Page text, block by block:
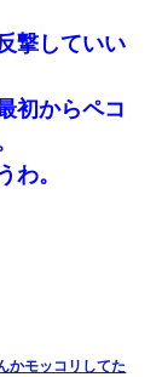
撃していい
初からペコ
わ。
かモッコリしてた